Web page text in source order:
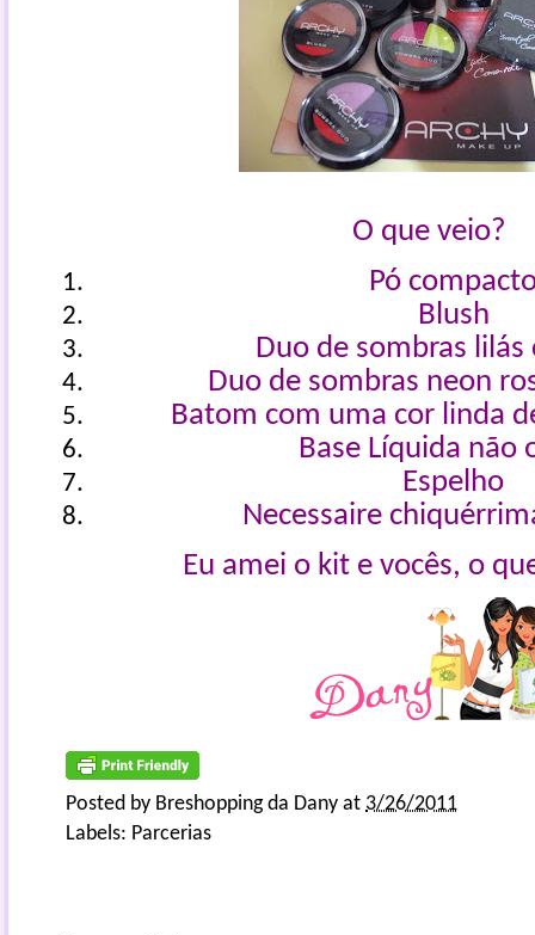
O que veio?
Pó
Blush
Duo de sombras lilás
Duo de sombras neon
Batom com uma cor linda
Base Líquida não
Espelho
Necessaire
Eu amei o kit e vocês, o
Posted by Breshopping da Dany at 3/26/2011
Labels: Parcerias